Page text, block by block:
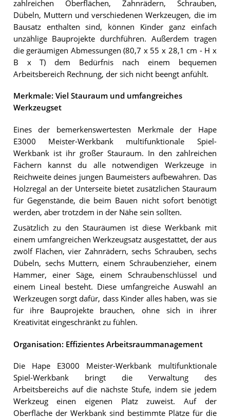
zahlreichen Oberflächen, Zahnrädern, Schrauben,
Dübeln, Muttern und verschiedenen Werkzeugen, die im
Bausatz enthalten sind, können Kinder ganz einfach
unzählige Bauprojekte durchführen. Außerdem tragen
die geräumigen Abmessungen (80,7 x 55 x 28,1 cm - H x
B x T) dem Bedürfnis nach einem bequemen
Arbeitsbereich Rechnung, der sich nicht beengt anfühlt.
Merkmale: Viel Stauraum und umfangreiches
Werkzeugset
Eines der bemerkenswertesten Merkmale der Hape
E3000 Meister-Werkbank multifunktionale Spiel-
Werkbank ist ihr großer Stauraum. In den zahlreichen
Fächern kannst du alle notwendigen Werkzeuge in
Reichweite deines jungen Baumeisters aufbewahren. Das
Holzregal an der Unterseite bietet zusätzlichen Stauraum
für Gegenstände, die beim Bauen nicht sofort benötigt
werden, aber trotzdem in der Nähe sein sollten.
Zusätzlich zu den Stauräumen ist diese Werkbank mit
einem umfangreichen Werkzeugsatz ausgestattet, der aus
zwölf Flächen, vier Zahnrädern, sechs Schrauben, sechs
Dübeln, sechs Muttern, einem Schraubenzieher, einem
Hammer, einer Säge, einem Schraubenschlüssel und
einem Lineal besteht. Diese umfangreiche Auswahl an
Werkzeugen sorgt dafür, dass Kinder alles haben, was sie
für ihre Bauprojekte brauchen, ohne sich in ihrer
Kreativität eingeschränkt zu fühlen.
Organisation: Effizientes Arbeitsraummanagement
Die Hape E3000 Meister-Werkbank multifunktionale
Spiel-Werkbank bringt die Verwaltung des
Arbeitsbereichs auf die nächste Stufe, indem sie jedem
Werkzeug einen eigenen Platz zuweist. Auf der
Oberfläche der Werkbank sind bestimmte Plätze für die